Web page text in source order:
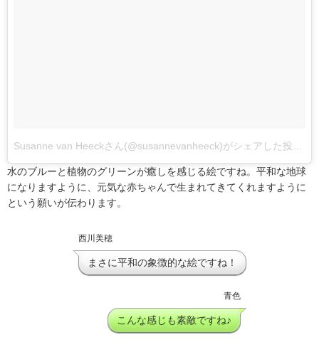
Susanne van Heeckさん(@susannevanheeck)がシェアした投稿
水のブルーと植物のグリーンが癒しを感じる絵ですね。平和な地球
になりますように、元気な赤ちゃんで生まれてきてくれますように
という願いが伝わります。
西川美穂
まさに平和の象徴的な絵ですね！
青色
こんな感じも素敵ですね♪